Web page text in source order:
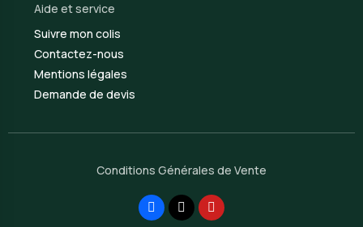
Aide et service
Suivre mon colis
Contactez-nous
Mentions légales
Demande de devis
Conditions Générales de Vente